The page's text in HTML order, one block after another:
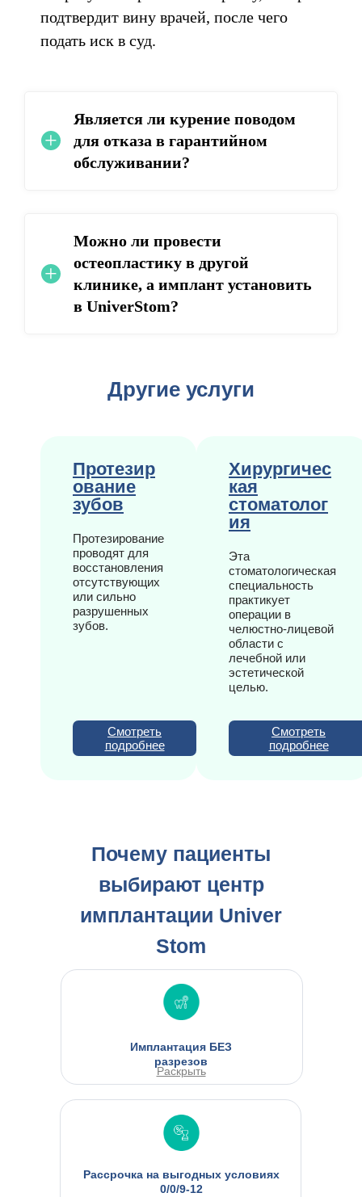
подтвердит вину врачей, после чего
подать иск в суд.
Является ли курение поводом
для отказа в гарантийном
обслуживании?
Можно ли провести
остеопластику в другой
клинике, а имплант установить
в UniverStom?
Другие услуги
Протезир
ование
зубов
Протезирование
проводят для
восстановления
отсутствующих
или сильно
разрушенных
зубов.
Смотреть
подробнее
Хирургичес
кая
стоматолог
ия
Эта
стоматологическая
специальность
практикует
операции в
челюстно-лицевой
области с
лечебной или
эстетической
целью.
Смотреть
подробнее
Имплантация БЕЗ
разрезов
Рассрочка на выгодных условиях
0/0/9-12
Раскрыть
Почему пациенты
выбирают центр
имплантации Univer
Stom